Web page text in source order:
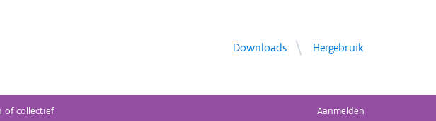
Downloads Hergebruik
of collectief Aanmelden